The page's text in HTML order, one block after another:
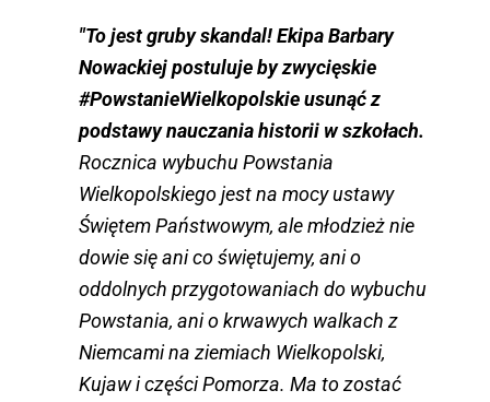
"To jest gruby skandal! Ekipa Barbary
Nowackiej postuluje by zwycięskie
#PowstanieWielkopolskie usunąć z
podstawy nauczania historii w szkołach.
Rocznica wybuchu Powstania
Wielkopolskiego jest na mocy ustawy
Świętem Państwowym, ale młodzież nie
dowie się ani co świętujemy, ani o
oddolnych przygotowaniach do wybuchu
Powstania, ani o krwawych walkach z
Niemcami na ziemiach Wielkopolski,
Kujaw i części Pomorza. Ma to zostać